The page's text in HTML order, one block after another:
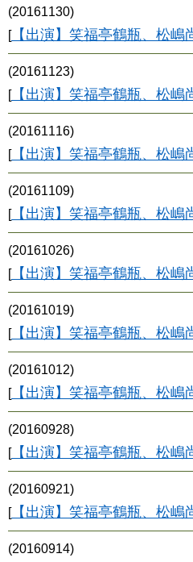
(20161130)
[【出演】笑福亭鶴瓶、松嶋
(20161123)
[【出演】笑福亭鶴瓶、松嶋
(20161116)
[【出演】笑福亭鶴瓶、松嶋
(20161109)
[【出演】笑福亭鶴瓶、松嶋
(20161026)
[【出演】笑福亭鶴瓶、松嶋
(20161019)
[【出演】笑福亭鶴瓶、松嶋
(20161012)
[【出演】笑福亭鶴瓶、松嶋
(20160928)
[【出演】笑福亭鶴瓶、松嶋
(20160921)
[【出演】笑福亭鶴瓶、松嶋
(20160914)